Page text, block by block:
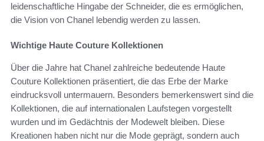
leidenschaftliche Hingabe der Schneider, die es ermöglichen,
die Vision von Chanel lebendig werden zu lassen.
Wichtige Haute Couture Kollektionen
Über die Jahre hat Chanel zahlreiche bedeutende Haute
Couture Kollektionen präsentiert, die das Erbe der Marke
eindrucksvoll untermauern. Besonders bemerkenswert sind die
Kollektionen, die auf internationalen Laufstegen vorgestellt
wurden und im Gedächtnis der Modewelt bleiben. Diese
Kreationen haben nicht nur die Mode geprägt, sondern auch